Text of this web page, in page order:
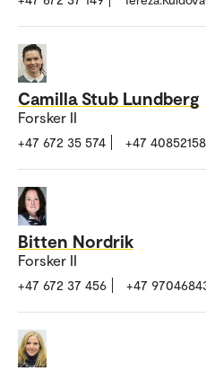
Camilla Stub Lundberg
Forsker II
+47 672 35 574 +47 40852158
Bitten Nordrik
Forsker II
+47 672 37 456 +47